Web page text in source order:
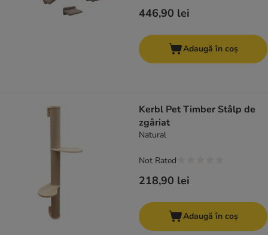
446,90 lei
Adaugă în coș
Kerbl Pet Timber Stâlp de
zgâriat
Natural
218,90 lei
Not Rated
Adaugă în coș